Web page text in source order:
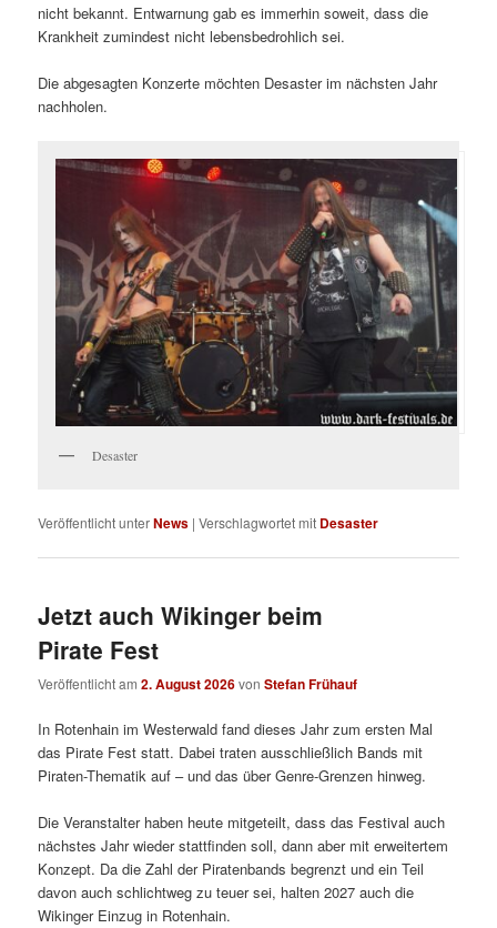
nicht bekannt. Entwarnung gab es immerhin soweit, dass die
Krankheit zumindest nicht lebensbedrohlich sei.
Die abgesagten Konzerte möchten Desaster im nächsten Jahr
nachholen.
Desaster
Veröffentlicht unterNews |Verschlagwortet mit Desaster
Jetzt auch Wikinger beim
Pirate Fest
Veröffentlicht am2. August 2026vonStefan Frühauf
In Rotenhain im Westerwald fand dieses Jahr zum ersten Mal
das Pirate Fest statt. Dabei traten ausschließlich Bands mit
Piraten-Thematik auf – und das über Genre-Grenzen hinweg.
Die Veranstalter haben heute mitgeteilt, dass das Festival auch
nächstes Jahr wieder stattfinden soll, dann aber mit erweitertem
Konzept. Da die Zahl der Piratenbands begrenzt und ein Teil
davon auch schlichtweg zu teuer sei, halten 2027 auch die
Wikinger Einzug in Rotenhain.